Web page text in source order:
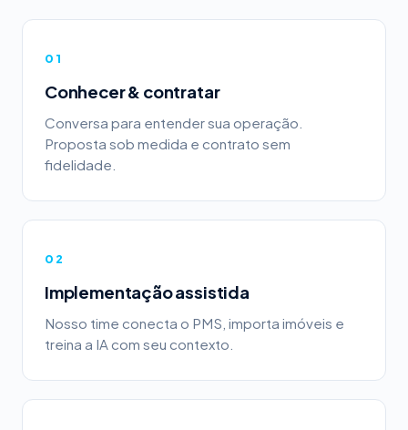
01
Conhecer & contratar
Conversa para entender sua operação.
Proposta sob medida e contrato sem
fidelidade.
02
Implementação assistida
Nosso time conecta o PMS, importa imóveis e
treina a IA com seu contexto.